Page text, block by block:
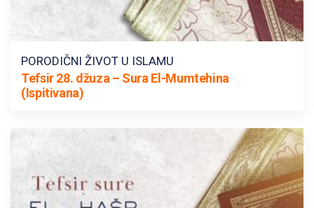
PORODIČNI ŽIVOT U ISLAMU
Tefsir 28. džuza – Sura El-Mumtehina
(Ispitivana)